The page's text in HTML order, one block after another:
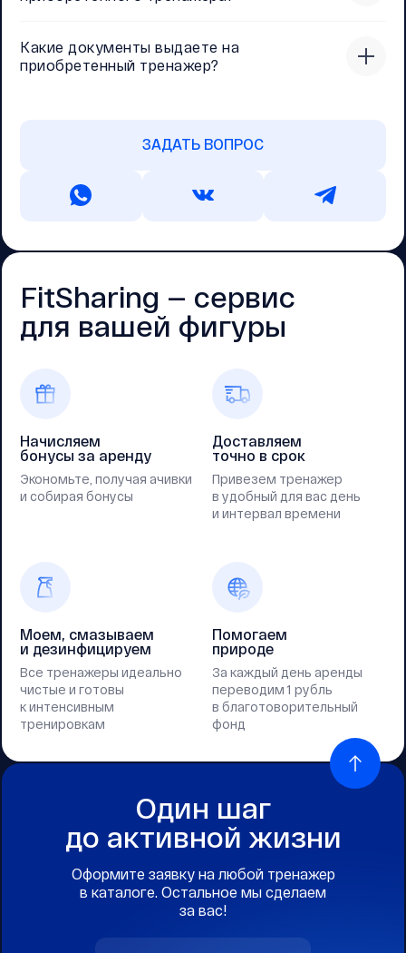
Какие документы выдаете на
приобретенный тренажер?
ЗАДАТЬ ВОПРОС
FitSharing — cервис
для вашей фигуры
Начисляем
бонусы за аренду
Экономьте, получая ачивки
и собирая бонусы
Доставляем
точно в срок
Привезем тренажер
в удобный для вас день
и интервал времени
Моем, смазываем
и дезинфицируем
Все тренажеры идеально
чистые и готовы
к интенсивным
тренировкам
Помогаем
природе
За каждый день аренды
переводим 1 рубль
в благотоворительный
фонд
Один шаг
до активной жизни
Оформите заявку на любой тренажер
в каталоге. Остальное мы сделаем
за вас!